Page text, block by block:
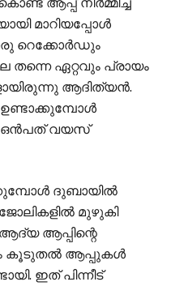
മാറിയപ്പോൾ
റെക്കോർഡും
തന്നെ ഏറ്റവും പ്രായം
ആദിത്യൻ.
ഒൻപത് വയസ്
ദുബായിൽ
മുഴുകി
ആപ്പിന്റെ
കൂടുതൽ ആപ്പുകൾ
ഇത് പിന്നീട്